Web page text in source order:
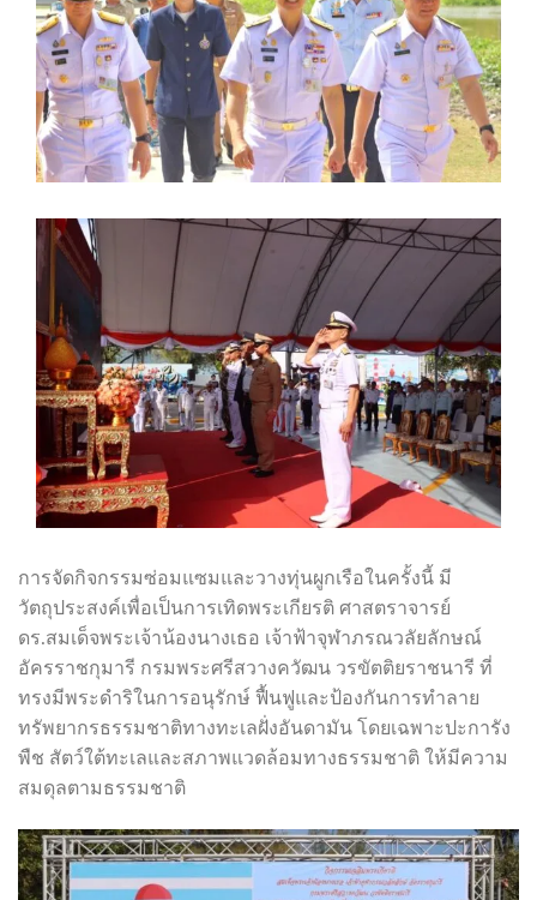
การจัดกิจกรรมซ่อมแซมและวางทุ่นผูกเรือในครั้งนี้ มี
วัตถุประสงค์เพื่อเป็นการเทิดพระเกียรติ ศาสตราจารย์
ดร.สมเด็จพระเจ้าน้องนางเธอ เจ้าฟ้าจุฬาภรณวลัยลักษณ์
อัครราชกุมารี กรมพระศรีสวางควัฒน วรขัตติยราชนารี ที่
ทรงมีพระดำริในการอนุรักษ์ ฟื้นฟูและป้องกันการทำลาย
ทรัพยากรธรรมชาติทางทะเลฝั่งอันดามัน โดยเฉพาะปะการัง
พืช สัตว์ใต้ทะเลและสภาพแวดล้อมทางธรรมชาติ ให้มีความ
สมดุลตามธรรมชาติ